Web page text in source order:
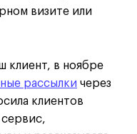
визите или
клиент, в ноябре
рассылки через
клиентов